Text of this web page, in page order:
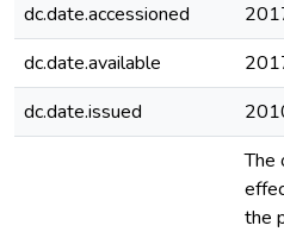
dc.date.accessioned
dc.date.available
dc.date.issued
The
the